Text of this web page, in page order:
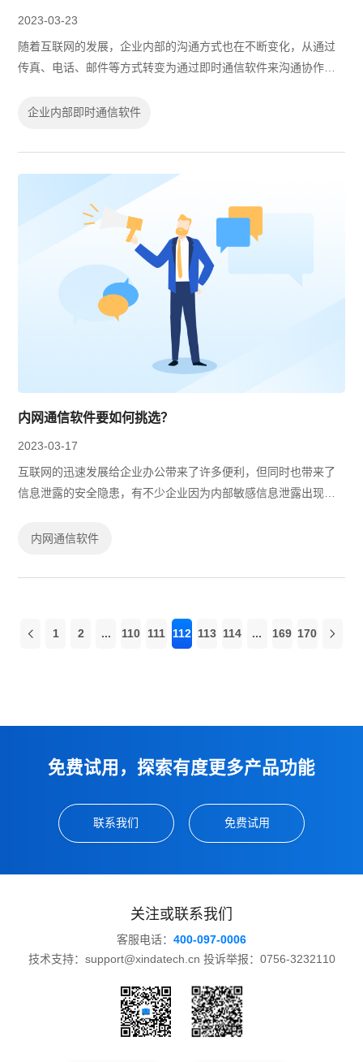
2023-03-23
随着互联网的发展，企业内部的沟通方式也在不断变化，从通过
传真、电话、邮件等方式转变为通过即时通信软件来沟通协作。
些软件虽然在一定程度上能解决企...
企业内部即时通信软件
内网通信软件要如何挑选？
2023-03-17
互联网的迅速发展给企业办公带来了许多便利，但同时也带来了
信息泄露的安全隐患，有不少企业因为内部敏感信息泄露出现了
办公，以此同时同时也需要利用内网...
内网通信软件
1 2 ... 110 111 112 113 114 ... 169 170
免费试用，探索有度更多产品功能
联系我们 免费试用
关注或联系我们
客服电话： 400-097-0006
技术支持：support@xindatech.cn 投诉举报：0756-3232110